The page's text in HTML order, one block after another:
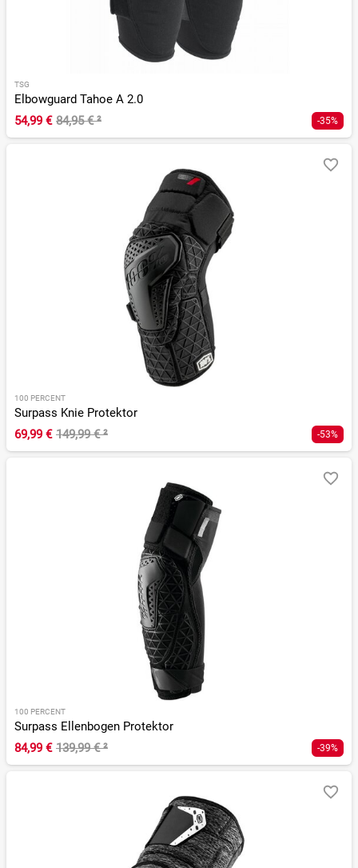
TSG
Elbowguard Tahoe A 2.0
54,99 € 84,95 €² -35%
100 PERCENT
Surpass Knie Protektor
69,99 € 149,99 €² -53%
100 PERCENT
Surpass Ellenbogen Protektor
84,99 € 139,99 €² -39%